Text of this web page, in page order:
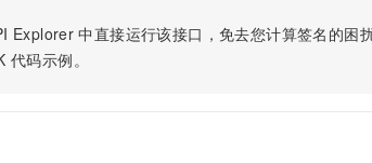
Explorer 中直接运行该接口，免去您计算签名的困
代码示例。
型效果
财税管理